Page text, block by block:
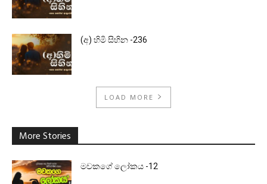
(අ) හිමි සිහින -236
LOAD MORE
More Stories
මවකගේ ලෝකය -12